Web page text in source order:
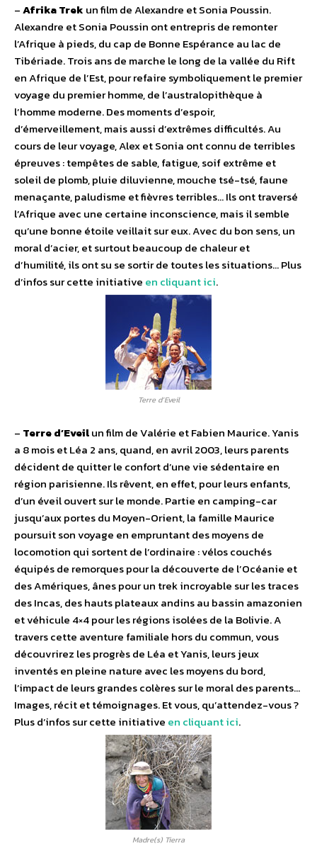
–Afrika Trek un film de Alexandre et Sonia Poussin.
Alexandre et Sonia Poussin ont entrepris de remonter
l’Afrique à pieds, du cap de Bonne Espérance au lac de
Tibériade. Trois ans de marche le long de la vallée du Rift
en Afrique de l’Est, pour refaire symboliquement le premier
voyage du premier homme, de l’australopithèque à
l’homme moderne. Des moments d’espoir,
d’émerveillement, mais aussi d’extrêmes difficultés. Au
cours de leur voyage, Alex et Sonia ont connu de terribles
épreuves : tempêtes de sable, fatigue, soif extrême et
soleil de plomb, pluie diluvienne, mouche tsé-tsé, faune
menaçante, paludisme et fièvres terribles… Ils ont traversé
l’Afrique avec une certaine inconscience, mais il semble
qu’une bonne étoile veillait sur eux. Avec du bon sens, un
moral d’acier, et surtout beaucoup de chaleur et
d’humilité, ils ont su se sortir de toutes les situations… Plus
d’infos sur cette initiative en cliquant ici.
Terre d’Eveil
– Terre d’Eveilun film de Valérie et Fabien Maurice. Yanis
a 8 mois et Léa 2 ans, quand, en avril 2003, leurs parents
décident de quitter le confort d’une vie sédentaire en
région parisienne. Ils rêvent, en effet, pour leurs enfants,
d’un éveil ouvert sur le monde. Partie en camping-car
jusqu’aux portes du Moyen-Orient, la famille Maurice
poursuit son voyage en empruntant des moyens de
locomotion qui sortent de l’ordinaire : vélos couchés
équipés de remorques pour la découverte de l’Océanie et
des Amériques, ânes pour un trek incroyable sur les traces
des Incas, des hauts plateaux andins au bassin amazonien
et véhicule 4×4 pour les régions isolées de la Bolivie. A
travers cette aventure familiale hors du commun, vous
découvrirez les progrès de Léa et Yanis, leurs jeux
inventés en pleine nature avec les moyens du bord,
l’impact de leurs grandes colères sur le moral des parents…
Images, récit et témoignages. Et vous, qu’attendez-vous ?
Plus d’infos sur cette initiative en cliquant ici.
Madre(s) Tierra